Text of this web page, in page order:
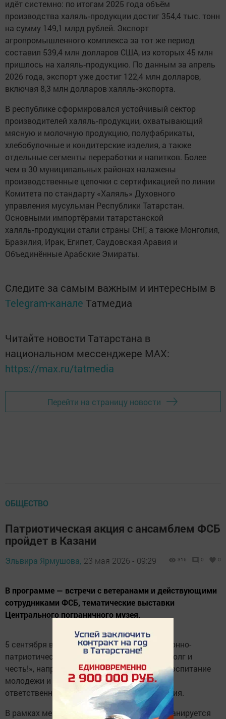
идёт системно: по итогам 2025 года объём
производства халяль‑продукции достиг 354,4 тыс. тонн
на сумму 149,1 млрд рублей. Экспорт
агропромышленного комплекса за тот же период
составил 539,4 млн долларов США, из которых 45 млн
пришлось на халяль‑продукцию. По данным за апрель
2026 года, экспорт уже достиг 122,4 млн долларов,
включая 8,3 млн долларов халяль‑экспорта.
В республике сформировался устойчивый сектор
производителей халяль‑продукции, охватывающий
мясную и молочную продукцию, полуфабрикаты,
хлебобулочные и кондитерские изделия, а также
отдельные сегменты переработки и напитков. Более
чем в 30 муниципальных районах налажены
производственные цепочки с сертификацией по линии
Комитета по стандарту «Халяль» Духовного
управления мусульман Республики Татарстан.
Основными импортёрами татарстанской
халяль‑продукции стали страны СНГ, а также Монголия,
Бразилия, Ирак, Египет, Саудовская Аравия и
Объединённые Арабские Эмираты.
Следите за самым важным и интересным в
Telegram-канале Татмедиа
Читайте новости Татарстана в
национальном мессенджере MАХ:
https://max.ru/tatmedia
Перейти на страницу новости
ОБЩЕСТВО
Патриотическая акция с ансамблем ФСБ
пройдет в Казани
Эльвира Ярмушова, 23 мая 2026 - 09:29 316 0 0
В программе — встречи с ветеранами и действующими
сотрудниками ФСБ, тематические выставки
Центрального пограничного музея.
5 сентября в Казани состоится информационно-
патриотическая акция «Беречь Отчизну — долг и
честь!», направленная на патриотическое воспитание
молодежи и формирование гражданской
ответственности у подрастающего поколения.
В рамках мероприятия особое внимание планируется